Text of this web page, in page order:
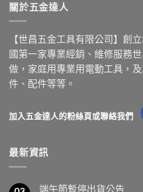
關於五金達人
【世昌五金工具有限公司】創
國第一家專業經銷、維修服務
做，家庭用專業用電動工具，
件、配件等等。
加入五金達人的粉絲頁或聯絡我們
最新資訊
端午節暫停出貨公告